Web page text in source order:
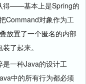
得——基本上是Spring的
Command对象作为工
放置了一个匿名的内部
了起来。
一种Java的设计工
中的所有行为都必须